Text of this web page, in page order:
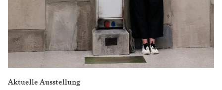
Aktuelle Ausstellung